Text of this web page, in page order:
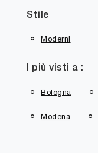
Stile
Moderni
I più visti a :
Bologna
Modena